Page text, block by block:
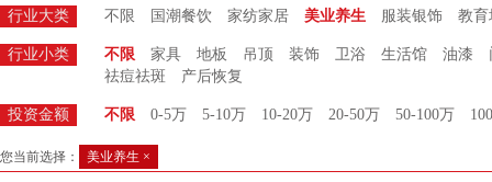
行业大类 不限 国潮餐饮 家纺家居 美业养生 服装银饰 教育
行业小类 不限 家具 地板 吊顶 装饰 卫浴 生活馆 油漆
祛痘祛斑
产后恢复
投资金额 不限 0-5万 5-10万 10-20万 20-50万 50-100万
您当前选择： 美业养生 ×